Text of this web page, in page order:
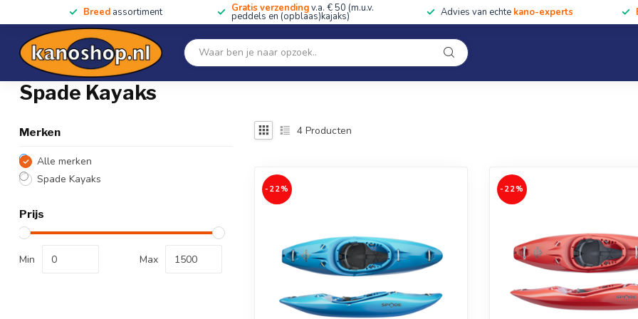
Breed assortiment Gratis verzendingv.a. € 50 (m.u.v.
peddels en (opblaas)kajaks) Advies van echte kano-experts
SALE!! Kano's, kajaks & SUP's Peddels Kleding Uitrusting Accessoires Cursussen &
Onze winkel
Home Merken / Spade Kayaks
Spade Kayaks
Merken
Alle merken
Spade Kayaks
Prijs
Min Max
4 Producten
-22% -22%